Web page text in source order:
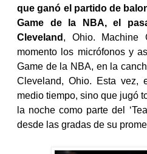
que ganó el partido de
Game de la NBA, el
Cleveland , Ohio. Machine
momento los micrófonos y
Game de la NBA, en la
Cleveland, Ohio. Esta vez,
medio tiempo, sino que jugó
la noche como parte del
desde las gradas de su